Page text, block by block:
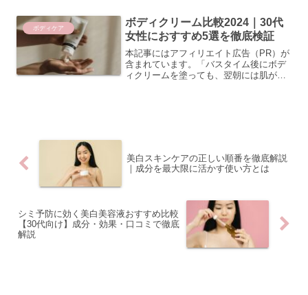
ることで肌の調子が整...
ボディケア
ボディクリーム比較2024｜30代
女性におすすめ5選を徹底検証
本記事にはアフィリエイト広告（PR）が
含まれています。「バスタイム後にボデ
ィクリームを塗っても、翌朝には肌がカ
美白スキンケアの正しい順番を徹底解説
｜成分を最大限に活かす使い方とは
シミ予防に効く美白美容液おすすめ比較
【30代向け】成分・効果・口コミで徹底
解説